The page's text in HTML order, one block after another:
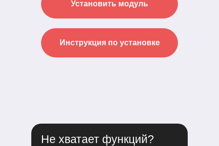
Установить модуль
Инструкция по установке
Не хватает функций?